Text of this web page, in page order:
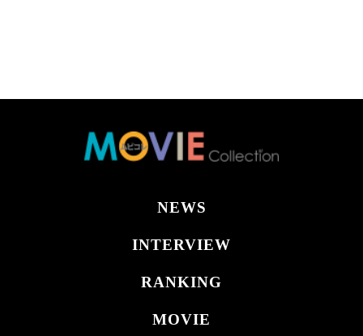
NEWS
INTERVIEW
RANKING
MOVIE